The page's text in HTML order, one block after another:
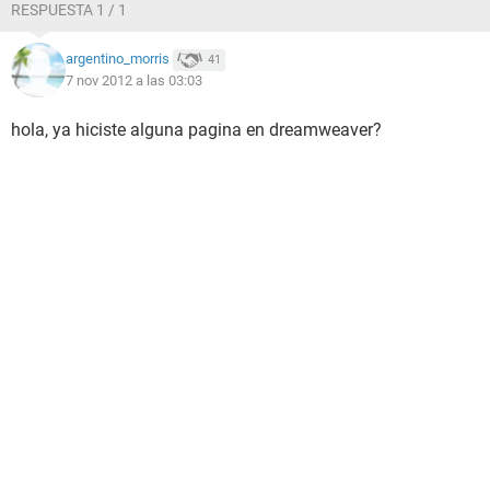
RESPUESTA 1 / 1
argentino_morris 41
7 nov 2012 a las 03:03
hola, ya hiciste alguna pagina en dreamweaver?